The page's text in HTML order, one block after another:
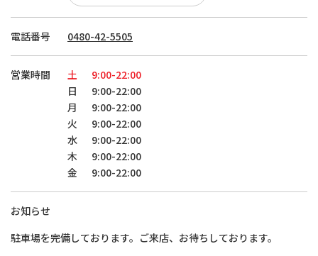
電話番号 0480-42-5505
営業時間 土
9:00-22:00
日
9:00-22:00
月
9:00-22:00
火
9:00-22:00
水
9:00-22:00
木
9:00-22:00
金
9:00-22:00
お知らせ
駐車場を完備しております。ご来店、お待ちしております。